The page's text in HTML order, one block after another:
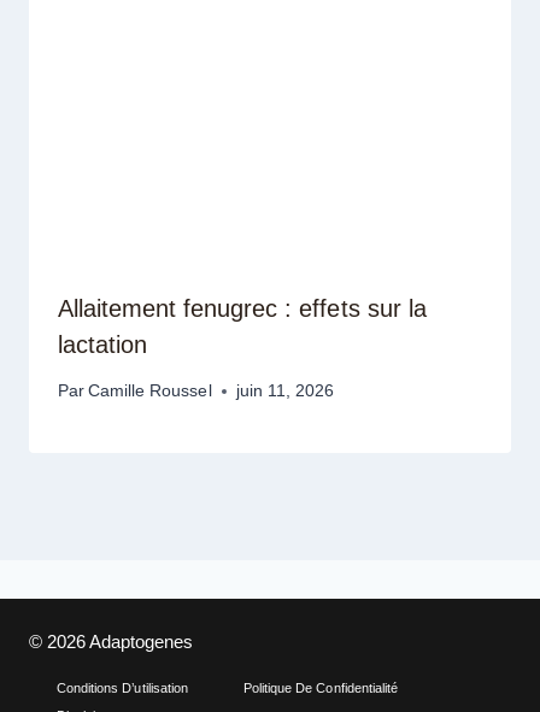
Allaitement fenugrec : effets sur la
lactation
Par Camille Roussel juin 11, 2026
© 2026 Adaptogenes
Conditions D’utilisation
Politique De Confidentialité